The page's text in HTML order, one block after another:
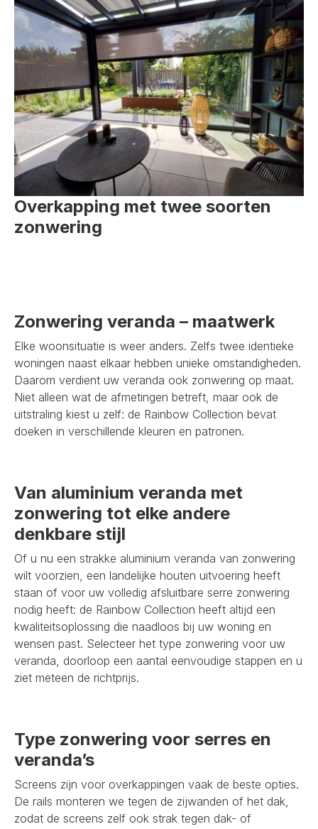
Overkapping met twee soorten
zonwering
Zonwering veranda – maatwerk
Elke woonsituatie is weer anders. Zelfs twee identieke
woningen naast elkaar hebben unieke omstandigheden.
Daarom verdient uw veranda ook zonwering op maat.
Niet alleen wat de afmetingen betreft, maar ook de
uitstraling kiest u zelf: de Rainbow Collection bevat
doeken in verschillende kleuren en patronen.
Van aluminium veranda met
zonwering tot elke andere
denkbare stijl
Of u nu een strakke aluminium veranda van zonwering
wilt voorzien, een landelijke houten uitvoering heeft
staan of voor uw volledig afsluitbare serre zonwering
nodig heeft: de Rainbow Collection heeft altijd een
kwaliteitsoplossing die naadloos bij uw woning en
wensen past. Selecteer het type zonwering voor uw
veranda, doorloop een aantal eenvoudige stappen en u
ziet meteen de richtprijs.
Type zonwering voor serres en
veranda’s
Screens zijn voor overkappingen vaak de beste opties.
De rails monteren we tegen de zijwanden of het dak,
zodat de screens zelf ook strak tegen dak- of